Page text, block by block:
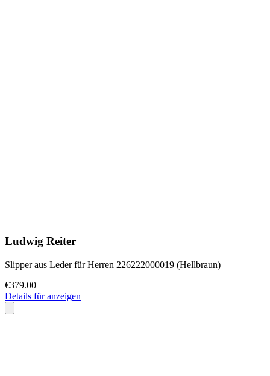
Ludwig Reiter
Slipper aus Leder für Herren 226222000019 (Hellbraun)
€379.00
Details für anzeigen